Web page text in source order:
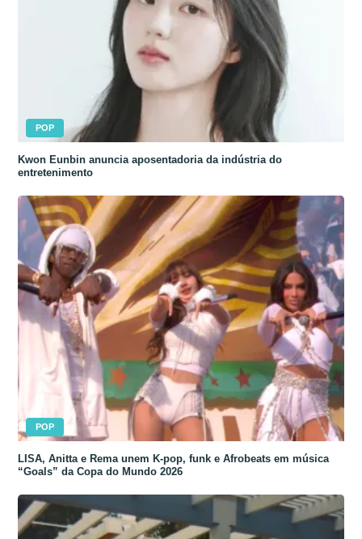
POP
Kwon Eunbin anuncia aposentadoria da indústria do
entretenimento
POP
LISA, Anitta e Rema unem K-pop, funk e Afrobeats em música
“Goals” da Copa do Mundo 2026